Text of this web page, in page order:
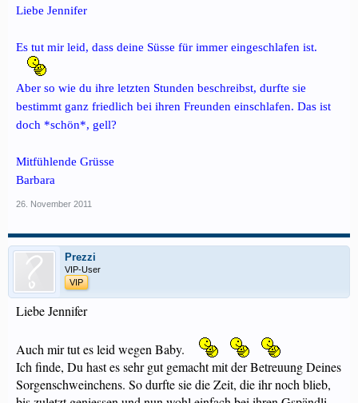
Liebe Jennifer
Es tut mir leid, dass deine Süsse für immer eingeschlafen ist.
Aber so wie du ihre letzten Stunden beschreibst, durfte sie
bestimmt ganz friedlich bei ihren Freunden einschlafen. Das ist
doch *schön*, gell?
Mitfühlende Grüsse
Barbara
26. November 2011
Prezzi
VIP-User
VIP
Liebe Jennifer
Auch mir tut es leid wegen Baby.
Ich finde, Du hast es sehr gut gemacht mit der Betreuung Deines
Sorgenschweinchens. So durfte sie die Zeit, die ihr noch blieb,